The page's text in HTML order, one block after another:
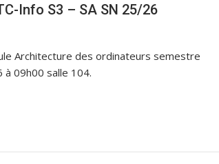
Info S3 – SA SN 25/26
Architecture des ordinateurs semestre
à 09h00 salle 104.